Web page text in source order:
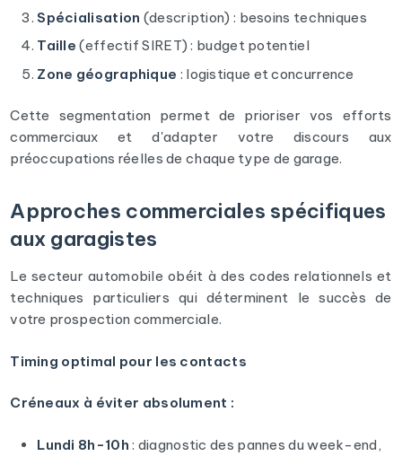
Spécialisation (description) : besoins techniques
Taille (effectif SIRET) : budget potentiel
Zone géographique : logistique et concurrence
Cette segmentation permet de prioriser vos efforts
commerciaux et d'adapter votre discours aux
préoccupations réelles de chaque type de garage.
Approches commerciales spécifiques
aux garagistes
Le secteur automobile obéit à des codes relationnels et
techniques particuliers qui déterminent le succès de
votre prospection commerciale.
Timing optimal pour les contacts
Créneaux à éviter absolument :
Lundi 8h-10h : diagnostic des pannes du week-end,